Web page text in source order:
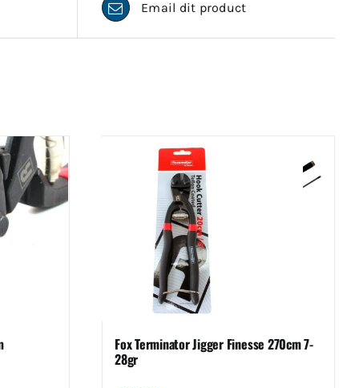
Email dit product
Fox Terminator Jigger Finesse 270cm 7-
28gr